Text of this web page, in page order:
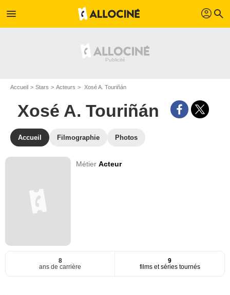
menu profil search
Accueil Stars Acteurs Xosé A. Touriñán
Xosé A. Touriñán
Accueil Filmographie Photos
MétierActeur
8
ans de carrière
9
films et séries tournés